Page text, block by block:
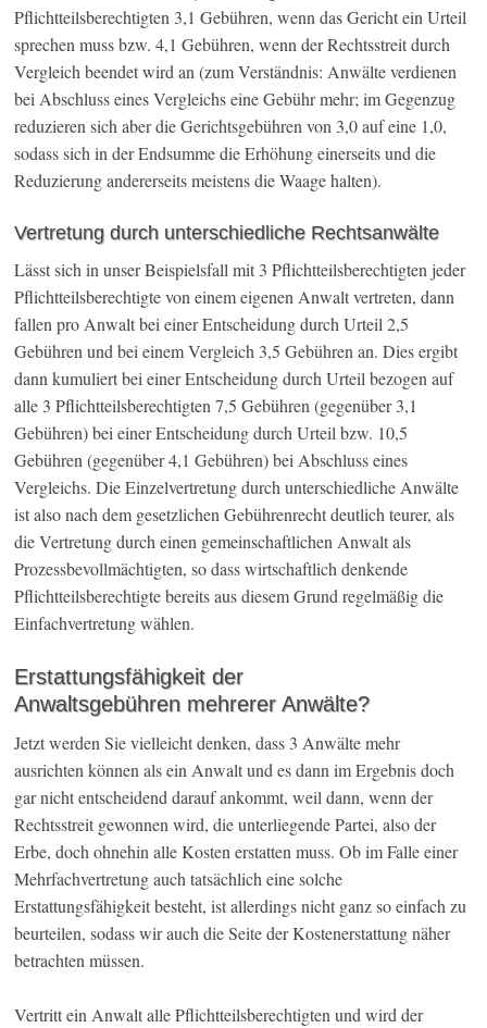
Pflichtteilsberechtigten 3,1 Gebühren, wenn das Gericht ein Urteil
sprechen muss bzw. 4,1 Gebühren, wenn der Rechtsstreit durch
Vergleich beendet wird an (zum Verständnis: Anwälte verdienen
bei Abschluss eines Vergleichs eine Gebühr mehr; im Gegenzug
reduzieren sich aber die Gerichtsgebühren von 3,0 auf eine 1,0,
sodass sich in der Endsumme die Erhöhung einerseits und die
Reduzierung andererseits meistens die Waage halten).
Vertretung durch unterschiedliche Rechtsanwälte
Lässt sich in unser Beispielsfall mit 3 Pflichtteilsberechtigten jeder
Pflichtteilsberechtigte von einem eigenen Anwalt vertreten, dann
fallen pro Anwalt bei einer Entscheidung durch Urteil 2,5
Gebühren und bei einem Vergleich 3,5 Gebühren an. Dies ergibt
dann kumuliert bei einer Entscheidung durch Urteil bezogen auf
alle 3 Pflichtteilsberechtigten 7,5 Gebühren (gegenüber 3,1
Gebühren) bei einer Entscheidung durch Urteil bzw. 10,5
Gebühren (gegenüber 4,1 Gebühren) bei Abschluss eines
Vergleichs. Die Einzelvertretung durch unterschiedliche Anwälte
ist also nach dem gesetzlichen Gebührenrecht deutlich teurer, als
die Vertretung durch einen gemeinschaftlichen Anwalt als
Prozessbevollmächtigten, so dass wirtschaftlich denkende
Pflichtteilsberechtigte bereits aus diesem Grund regelmäßig die
Einfachvertretung wählen.
Erstattungsfähigkeit der
Anwaltsgebühren mehrerer Anwälte?
Jetzt werden Sie vielleicht denken, dass 3 Anwälte mehr
ausrichten können als ein Anwalt und es dann im Ergebnis doch
gar nicht entscheidend darauf ankommt, weil dann, wenn der
Rechtsstreit gewonnen wird, die unterliegende Partei, also der
Erbe, doch ohnehin alle Kosten erstatten muss. Ob im Falle einer
Mehrfachvertretung auch tatsächlich eine solche
Erstattungsfähigkeit besteht, ist allerdings nicht ganz so einfach zu
beurteilen, sodass wir auch die Seite der Kostenerstattung näher
betrachten müssen.
Vertritt ein Anwalt alle Pflichtteilsberechtigten und wird der